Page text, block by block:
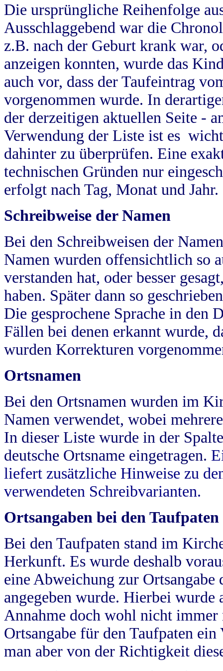
Die ursprüngliche Reihenfolge
Ausschlaggebend war die
z.B. nach der Geburt krank war,
anzeigen konnten, wurde das
auch vor, dass der Taufeintrag
vorgenommen wurde. In
der derzeitigen aktuellen Seite -
Verwendung der Liste ist es
dahinter zu überprüfen. Eine
technischen Gründen nur
erfolgt nach Tag, Monat und Jahr.
Schreibweise der Namen
Bei den Schreibweisen der
Namen wurden offensichtlich so
verstanden hat, oder besser
haben. Später dann so
Die gesprochene Sprache in
Fällen bei denen erkannt wurde,
wurden Korrekturen
Ortsnamen
Bei den Ortsnamen wurden im
Namen verwendet, wobei
In dieser Liste wurde in der
deutsche Ortsname eingetragen.
liefert zusätzliche Hinweise zu
verwendeten Schreibvarianten.
Ortsangaben bei den Taufpaten
Bei den Taufpaten stand im
Herkunft. Es wurde deshalb
eine Abweichung zur
angegeben wurde. Hierbei wurde
Annahme doch wohl nicht
Ortsangabe für den Taufpaten
man aber von der Richtigkeit